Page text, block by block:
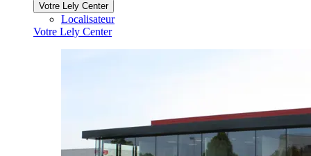
Votre Lely Center
Localisateur
Votre Lely Center